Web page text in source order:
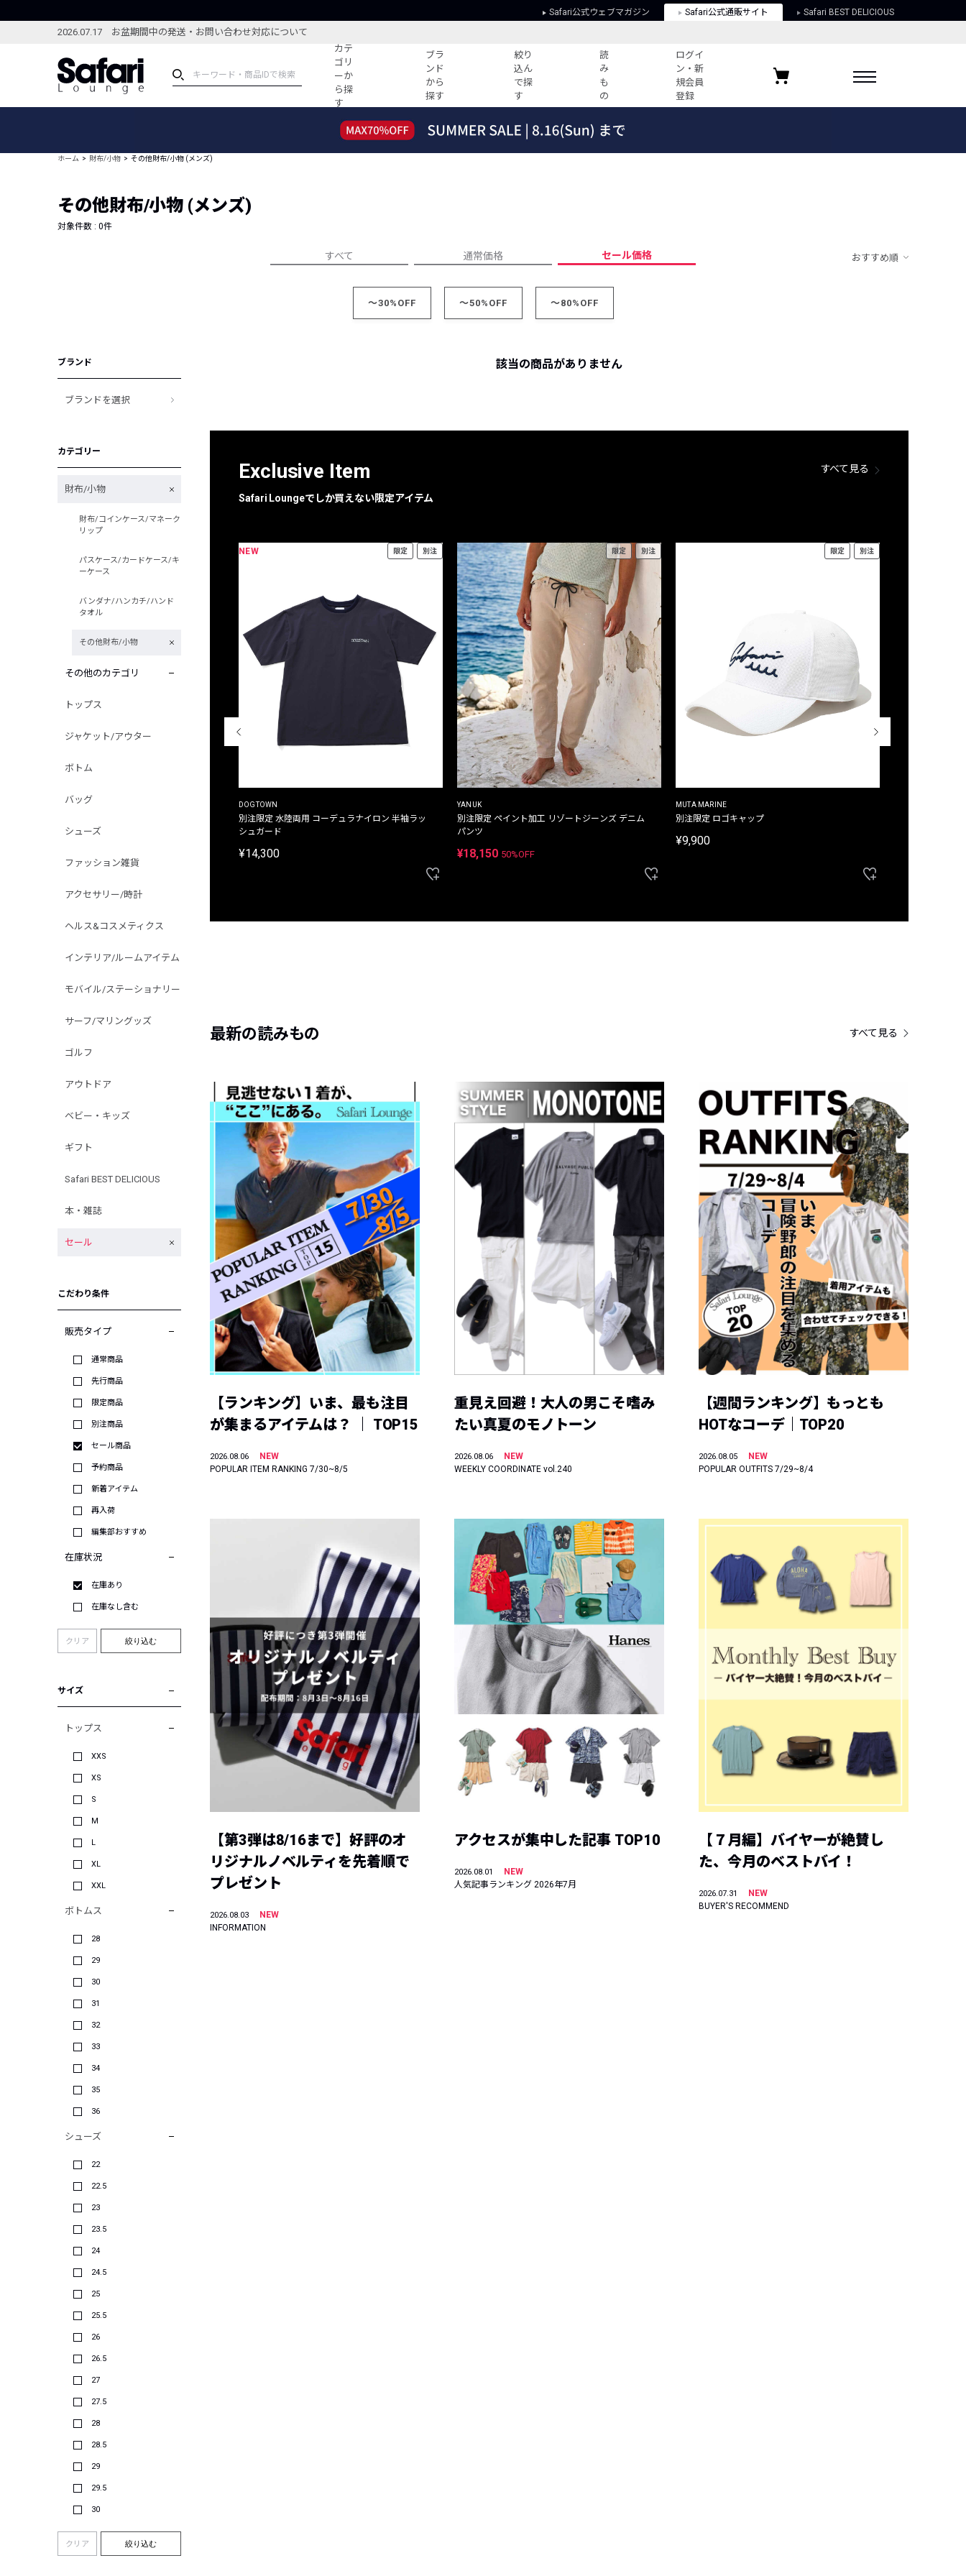
Safari公式ウェブマガジン Safari公式通販サイト Safari BEST DELICIOUS
2026.07.17 お盆期間中の発送・お問い合わせ対応について
カテ
ゴリ
ーか
ら探
す
ブラ
ンド
から
探す
絞り
込ん
で探
す
読
み
も
の
ログイ
ン・新
規会員
登録
ブランドから探す
新着アイテム
編集部のおすすめアイテム
コーディネート
すべての記事
人気記事ランキング
ウィークリーコーデ
プライバシーポリシー
お気に入りブランド
ホーム 財布/小物 その他財布/小物 (メンズ)
その他財布/小物 (メンズ)
対象件数 : 0件
すべて 通常価格 セール価格 おすすめ順
～30%OFF ～50%OFF ～80%OFF
ブランド
ブランドを選択
カテゴリー
財布/小物
財布/コインケース/マネーク
リップ
パスケース/カードケース/キ
ーケース
バンダナ/ハンカチ/ハンド
タオル
その他財布/小物
その他のカテゴリ
トップス
ジャケット/アウター
ボトム
バッグ
シューズ
ファッション雑貨
アクセサリー/時計
ヘルス&コスメティクス
インテリア/ルームアイテム
モバイル/ステーショナリー
サーフ/マリングッズ
ゴルフ
アウトドア
ベビー・キッズ
ギフト
Safari BEST DELICIOUS
本・雑誌
セール
こだわり条件
販売タイプ
通常商品
先行商品
限定商品
別注商品
セール商品
予約商品
新着アイテム
再入荷
編集部おすすめ
在庫状況
在庫あり
在庫なし含む
クリア 絞り込む
サイズ
トップス
XXS
XS
S
M
L
XL
XXL
ボトムス
28
29
30
31
32
33
34
35
36
シューズ
22
22.5
23
23.5
24
24.5
25
25.5
26
26.5
27
27.5
28
28.5
29
29.5
30
クリア 絞り込む
該当の商品がありません
Exclusive Item
Safari Loungeでしか買えない限定アイテム
すべて見る
THE DUFFER OF ST.GEORGE
プリントTシャツ
NEW 限定 別注
DOGTOWN
別注限定 水陸両用 コーデュラナイロン 半袖ラッ
シュガード
¥14,300
限定 別注
YANUK
別注限定 ペイント加工 リゾートジーンズ デニム
パンツ
¥18,150 50%OFF
限定 別注
MUTA MARINE
別注限定 ロゴキャップ
¥9,900
最新の読みもの すべて見る
【ランキング】いま、最も注目
が集まるアイテムは？ ｜ TOP15
2026.08.06
NEW
POPULAR ITEM RANKING 7/30~8/5
重見え回避！大人の男こそ嗜み
たい真夏のモノトーン
2026.08.06
NEW
WEEKLY COORDINATE vol.240
【週間ランキング】もっとも
HOTなコーデ｜TOP20
2026.08.05
NEW
POPULAR OUTFITS 7/29~8/4
【第3弾は8/16まで】好評のオ
リジナルノベルティを先着順で
プレゼント
2026.08.03
NEW
INFORMATION
アクセスが集中した記事 TOP10
2026.08.01
NEW
人気記事ランキング 2026年7月
【７月編】バイヤーが絶賛し
た、今月のベストバイ！
2026.07.31
NEW
BUYER'S RECOMMEND